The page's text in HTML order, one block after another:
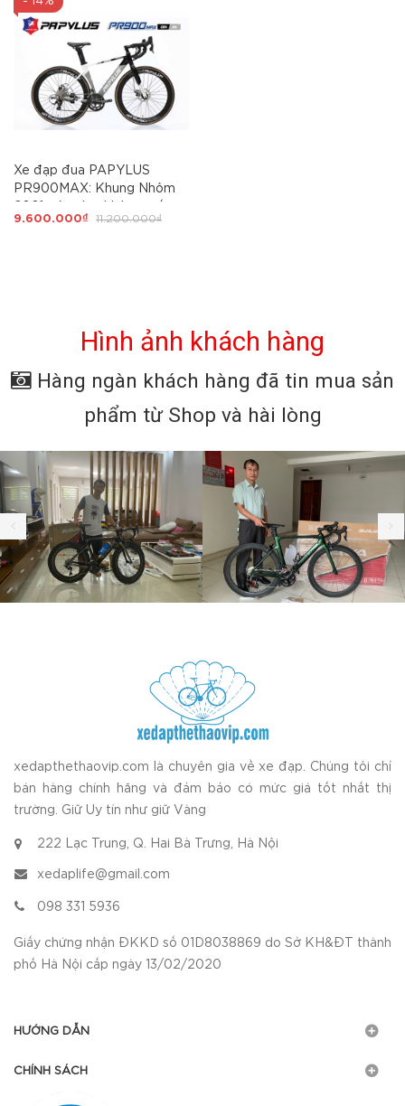
Xe đạp đua PAPYLUS
PR900MAX: Khung Nhôm
hàn, thiết kế khí động học.
9.600.000₫ 11.200.000₫
Hình ảnh khách hàng
Hàng ngàn khách hàng đã tin mua sản
phẩm từ Shop và hài lòng
xedapthethaovip.com là chuyên gia về xe đạp. Chúng tôi chỉ
bán hàng chính hãng và đảm bảo có mức giá tốt nhất thị
trường. Giữ Uy tín như giữ Vàng
222 Lạc Trung, Q. Hai Bà Trưng, Hà Nội
xedaplife@gmail.com
098 331 5936
Giấy chứng nhận ĐKKD số 01D8038869 do Sở KH&ĐT thành
phố Hà Nội cấp ngày 13/02/2020
HƯỚNG DẪN
CHÍNH SÁCH